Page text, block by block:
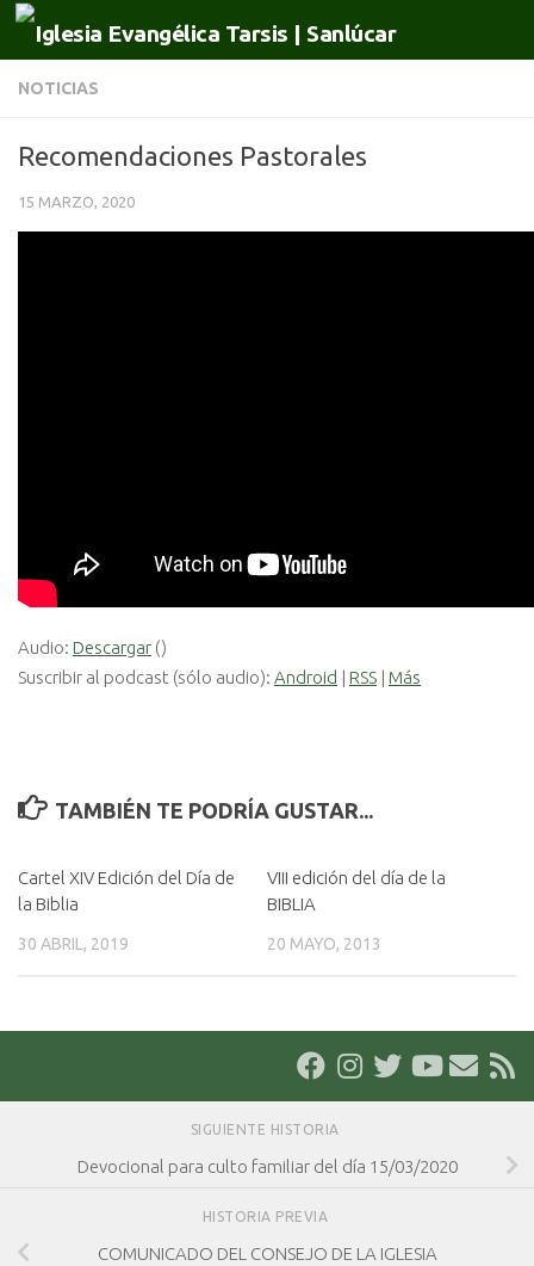
Saltar al contenido
NOTICIAS
Recomendaciones Pastorales
15 MARZO, 2020
Audio: Descargar ()
Suscribir al podcast (sólo audio): Android | RSS | Más
TAMBIÉN TE PODRÍA GUSTAR...
Cartel XIV Edición del Día de
la Biblia
30 ABRIL, 2019
VIII edición del día de la
BIBLIA
20 MAYO, 2013
SIGUIENTE HISTORIA
Devocional para culto familiar del día 15/03/2020
HISTORIA PREVIA
COMUNICADO DEL CONSEJO DE LA IGLESIA